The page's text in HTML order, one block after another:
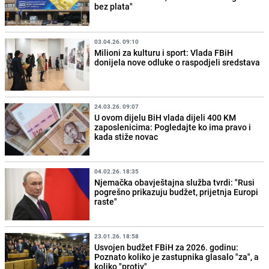
bez plata"
03.04.26. 09:10
Milioni za kulturu i sport: Vlada FBiH
donijela nove odluke o raspodjeli sredstava
24.03.26. 09:07
U ovom dijelu BiH vlada dijeli 400 KM
zaposlenicima: Pogledajte ko ima pravo i
kada stiže novac
04.02.26. 18:35
Njemačka obavještajna služba tvrdi: "Rusi
pogrešno prikazuju budžet, prijetnja Europi
raste"
23.01.26. 18:58
Usvojen budžet FBiH za 2026. godinu:
Poznato koliko je zastupnika glasalo "za", a
koliko "protiv"